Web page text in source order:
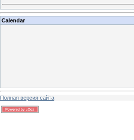
Calendar
Полная версия сайта